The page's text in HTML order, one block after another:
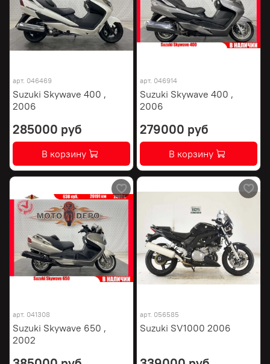
арт. 046469
Suzuki Skywave 400 ,
2006
285000 руб
В корзину
арт. 046914
Suzuki Skywave 400 ,
2006
279000 руб
В корзину
арт. 041308
Suzuki Skywave 650 ,
2002
арт. 056585
Suzuki SV1000 2006